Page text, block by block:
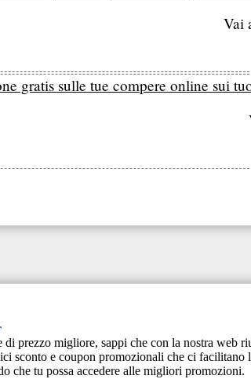
Vai
gratis sulle tue compere online sui
prezzo migliore, sappi che con la nostra
sconto e coupon promozionali che ci
che tu possa accedere alle migliori promozioni.